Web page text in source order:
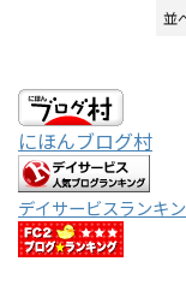
並
にほんブログ村
デイサービスランキ